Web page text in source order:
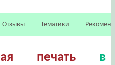
Отзывы Тематики
печатьв